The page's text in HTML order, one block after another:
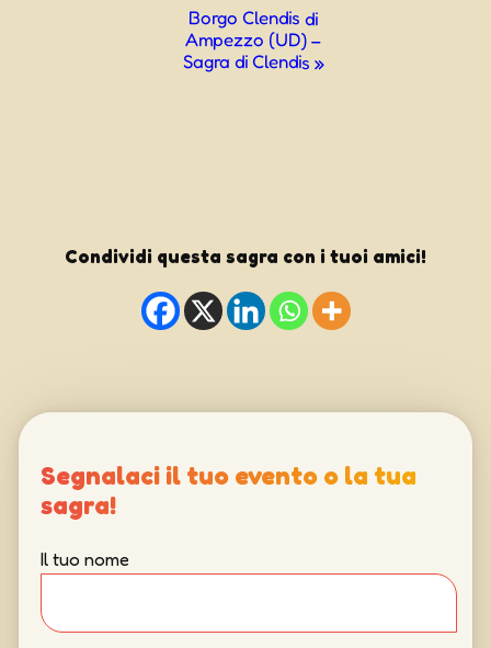
Borgo Clendis di
Ampezzo (UD) –
Sagra di Clendis »
Condividi questa sagra con i tuoi amici!
Segnalaci il tuo evento o la tua
sagra!
Il tuo nome